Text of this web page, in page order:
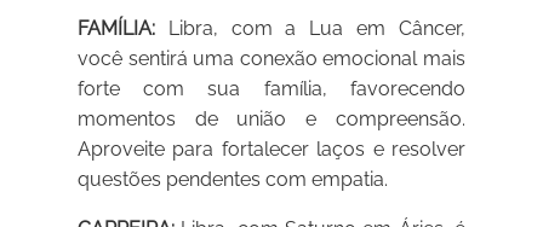
FAMÍLIA: Libra, com a Lua em Câncer,
você sentirá uma conexão emocional mais
forte com sua família, favorecendo
momentos de união e compreensão.
Aproveite para fortalecer laços e resolver
questões pendentes com empatia.